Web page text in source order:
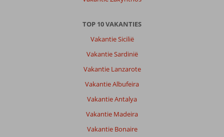
TOP 10 VAKANTIES
Vakantie Sicilië
Vakantie Sardinië
Vakantie Lanzarote
Vakantie Albufeira
Vakantie Antalya
Vakantie Madeira
Vakantie Bonaire